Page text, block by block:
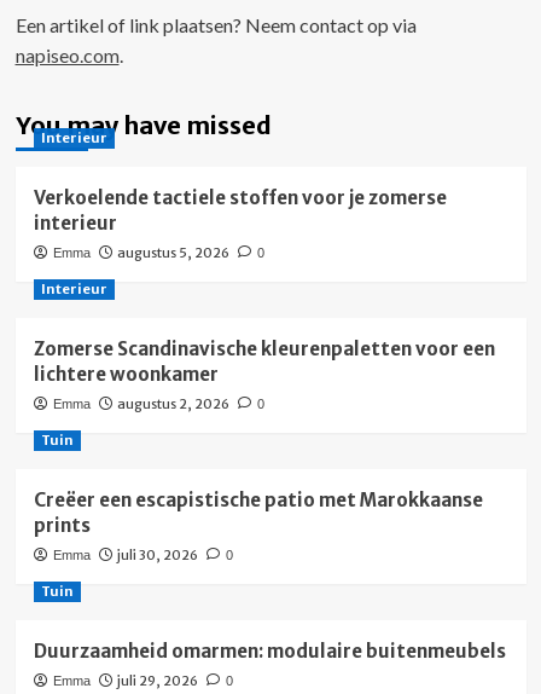
Een artikel of link plaatsen? Neem contact op via
napiseo.com.
You may have missed
Interieur
Verkoelende tactiele stoffen voor je zomerse
interieur
Emma augustus 5, 2026 0
Interieur
Zomerse Scandinavische kleurenpaletten voor een
lichtere woonkamer
Emma augustus 2, 2026 0
Tuin
Creëer een escapistische patio met Marokkaanse
prints
Emma juli 30, 2026 0
Tuin
Duurzaamheid omarmen: modulaire buitenmeubels
Emma juli 29, 2026 0